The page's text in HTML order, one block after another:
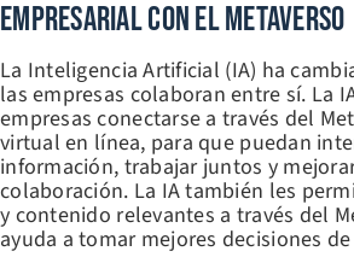
Empresarial Con El Metaverso
La Inteligencia Artificial (IA) ha
las empresas colaboran entre sí. La
empresas conectarse a través del
virtual en línea, para que puedan
información, trabajar juntos y
colaboración. La IA también les
y contenido relevantes a través del
ayuda a tomar mejores decisiones